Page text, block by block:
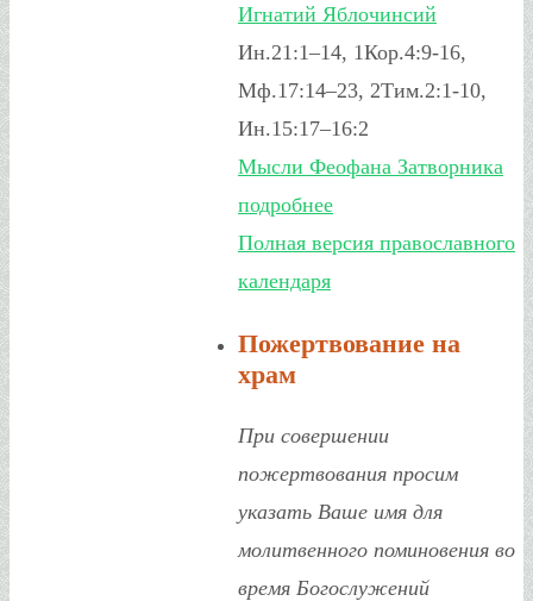
Игнатий Яблочинсий
Ин.21:1–14, 1Кор.4:9-16,
Мф.17:14–23, 2Тим.2:1-10,
Ин.15:17–16:2
Мысли Феофана Затворника
подробнее
Полная версия православного
календаря
Пожертвование на
храм
При совершении
пожертвования просим
указать Ваше имя для
молитвенного поминовения во
время Богослужений